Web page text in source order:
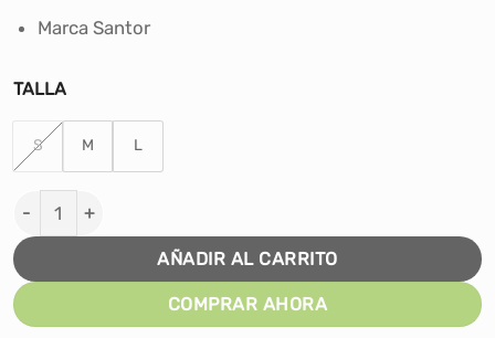
Marca Santor
TALLA
S M L
RODILLERAS DE BASKET SANTOR REFORZADA cantidad
AÑADIR AL CARRITO
COMPRAR AHORA